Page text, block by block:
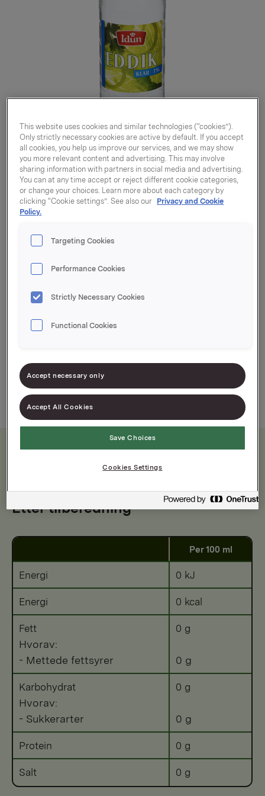
Eddik 7% Klar 0,6l
Varenummer: 07039010080712
Idun Eddik Klar er en god smakstilsetter til
eksempelvis dressing. Idun Eddik Klar er også
velegnet til sylting.
Næringsinnhold
Etter tilberedning
Per 100 ml
Energi 0 kJ
Energi 0 kcal
Fett
Hvorav:
- Mettede fettsyrer
0 g
0 g
Karbohydrat
Hvorav:
- Sukkerarter
0 g
0 g
Protein 0 g
Salt 0 g
This website uses cookies and similar technologies (“cookies”).
Only strictly necessary cookies are active by default. If you accept
all cookies, you help us improve our services, and we may show
you more relevant content and advertising. This may involve
sharing information with partners in social media and advertising.
You can at any time accept or reject different cookie categories,
or change your choices. Learn more about each category by
clicking “Cookie settings”. See also our Privacy and Cookie
Policy.
Targeting Cookies
Performance Cookies
Strictly Necessary Cookies
Functional Cookies
Accept necessary only
Accept All Cookies
Save Choices
Cookies Settings